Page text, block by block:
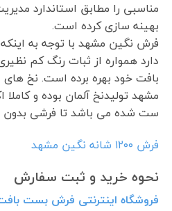
بهینه سازی کرده است.
فرش نگین مشهد با توجه به اینکه
دارد همواره از ثبات رنگ کم
بافت خود بهره برده است. نخ
مشهد تولیدنخ آلمان بوده و
ست شده می باشد تا فرشی بدون
فرش ١٢٠٠ شانه نگین مشهد
نحوه خرید و ثبت سفارش
فروشگاه اینترنتی فرش بست